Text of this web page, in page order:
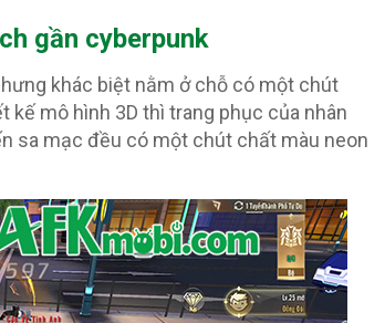
gần cyberpunk
khác biệt nằm ở chỗ có một chút
mô hình 3D thì trang phục của nhân
sa mạc đều có một chút chất màu neon